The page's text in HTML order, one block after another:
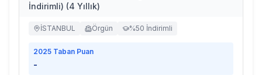
İndirimli) (4 Yıllık)
İSTANBUL Örgün %50 İndirimli
2025 Taban Puan
-